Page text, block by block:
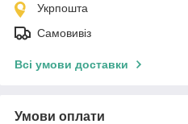
Укрпошта
Самовивіз
Всі умови доставки
Умови оплати